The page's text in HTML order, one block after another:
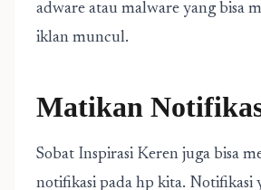
adware atau malware yang bisa
iklan muncul.
Matikan
Sobat Inspirasi Keren juga bisa
notifikasi pada hp kita. Notifikasi